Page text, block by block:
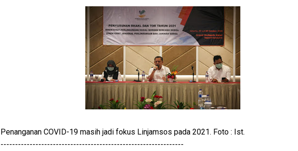
Penanganan COVID-19 masih jadi fokus Linjamsos pada 2021. Foto : Ist.
---------------------------------------------------------------